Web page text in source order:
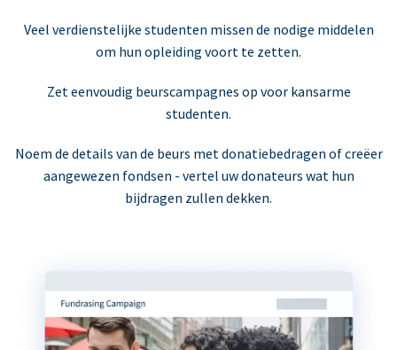
Veel verdienstelijke studenten missen de nodige middelen
om hun opleiding voort te zetten.
Zet eenvoudig beurscampagnes op voor kansarme
studenten.
Noem de details van de beurs met donatiebedragen of creëer
aangewezen fondsen - vertel uw donateurs wat hun
bijdragen zullen dekken.